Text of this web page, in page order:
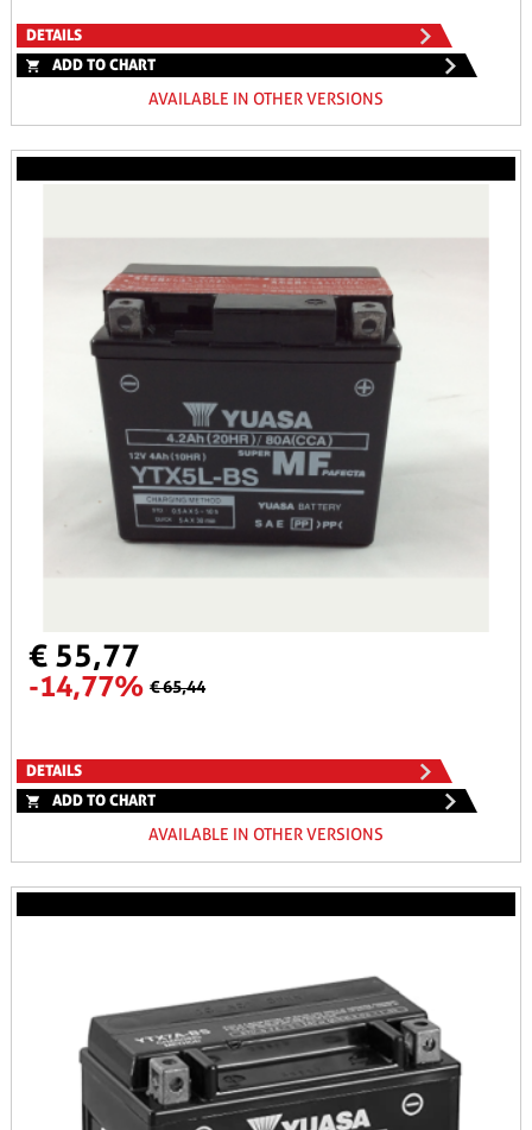
DETAILS
ADD TO CHART
AVAILABLE IN OTHER VERSIONS
€ 55,77
-14,77% € 65,44
DETAILS
ADD TO CHART
AVAILABLE IN OTHER VERSIONS